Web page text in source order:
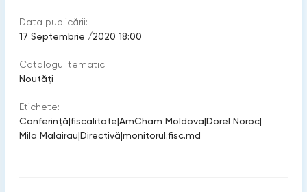
Data publicării:
17 Septembrie /2020 18:00
Catalogul tematic
Noutăți
Etichete:
Conferinţă|fiscalitate|AmCham Moldova|Dorel Noroc|
Mila Malairau|Directivă|monitorul.fisc.md